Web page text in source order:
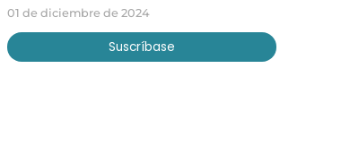
01 de diciembre de 2024
Suscríbase